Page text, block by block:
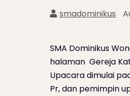
smadominikus
SMA Dominikus
halaman Gereja
Upacara dimulai
Pr, dan pemimpin